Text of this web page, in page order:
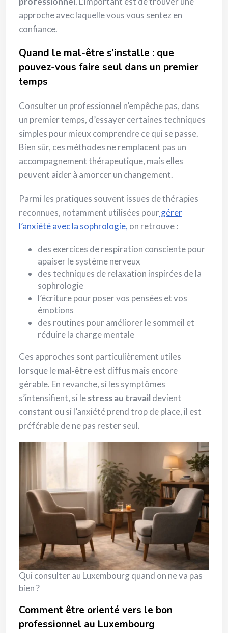
approche avec laquelle vous vous sentez en
confiance.
Quand le mal-être s’installe : que
pouvez-vous faire seul dans un premier
temps
Consulter un professionnel n’empêche pas, dans
un premier temps, d’essayer certaines techniques
simples pour mieux comprendre ce qui se passe.
Bien sûr, ces méthodes ne remplacent pas un
accompagnement thérapeutique, mais elles
peuvent aider à amorcer un changement.
Parmi les pratiques souvent issues de thérapies
reconnues, notamment utilisées pourgérer
l’anxiété avec la sophrologie, on retrouve :
des exercices de respiration consciente pour
apaiser le système nerveux
des techniques de relaxation inspirées de la
sophrologie
l’écriture pour poser vos pensées et vos
émotions
des routines pour améliorer le sommeil et
réduire la charge mentale
Ces approches sont particulièrement utiles
lorsque lemal-être est diffus mais encore
gérable. En revanche, si les symptômes
s’intensifient, si lestress au travail devient
constant ou si l’anxiété prend trop de place, il est
préférable de ne pas rester seul.
Qui consulter au Luxembourg quand on ne va pas
bien ?
Comment être orienté vers le bon
professionnel au Luxembourg